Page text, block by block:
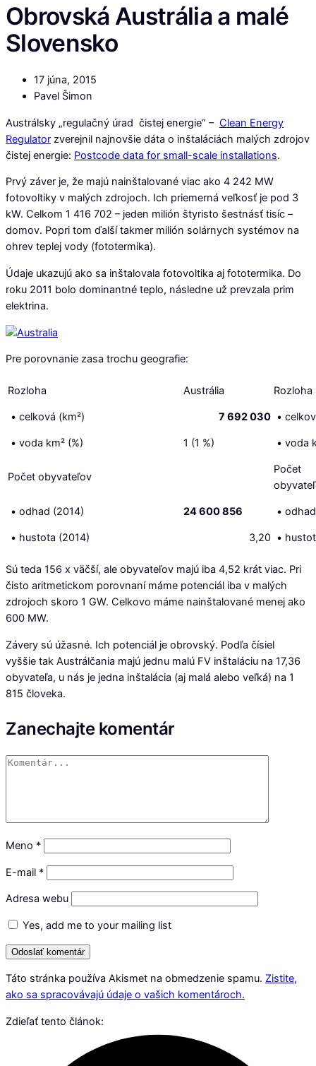
Obrovská Austrália a malé
Slovensko
17 júna, 2015
Pavel Šimon
Austrálsky „regulačný úrad čistej energie“ – Clean Energy
Regulator zverejnil najnovšie dáta o inštaláciách malých zdrojov
čistej energie: Postcode data for small-scale installations.
Prvý záver je, že majú nainštalované viac ako 4 242 MW
fotovoltiky v malých zdrojoch. Ich priemerná veľkosť je pod 3
kW. Celkom 1 416 702 – jeden milión štyristo šestnásť tisíc –
domov. Popri tom ďalší takmer milión solárnych systémov na
ohrev teplej vody (fototermika).
Údaje ukazujú ako sa inštalovala fotovoltika aj fototermika. Do
roku 2011 bolo dominantné teplo, následne už prevzala prim
elektrina.
Pre porovnanie zasa trochu geografie:
Rozloha Austrália Rozloha
• celková (km²) 7 692 030 •
• voda km² (%) 1 (1 %) • voda
Počet obyvateľov
Počet
• odhad (2014) 24 600 856 •
• hustota (2014) 3,20 •
Sú teda 156 x väčší, ale obyvateľov majú iba 4,52 krát viac. Pri
čisto aritmetickom porovnaní máme potenciál iba v malých
zdrojoch skoro 1 GW. Celkovo máme nainštalované menej ako
600 MW.
Závery sú úžasné. Ich potenciál je obrovský. Podľa čísiel
vyššie tak Austrálčania majú jednu malú FV inštaláciu na 17,36
obyvateľa, u nás je jedna inštalácia (aj malá alebo veľká) na 1
815 človeka.
Zanechajte komentár
Meno *
E-mail *
Adresa webu
Yes, add me to your mailing list
Táto stránka používa Akismet na obmedzenie spamu. Zistite,
ako sa spracovávajú údaje o vašich komentároch.
Zdieľať tento článok: